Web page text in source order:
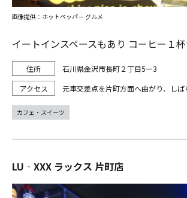
イートインスペースもあり コーヒー１
石川県金沢市長町２丁目5ー3
元車交差点を片町方面へ曲がり、しば
画像提供：ホットペッパー グルメ
カフェ・スイーツ
LU‐XXX ラックス 片町店